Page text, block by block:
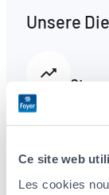
Ce site web
Les cookies
Unsere
Wir